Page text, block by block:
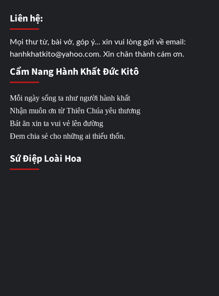
Liên hệ:
Mọi thư từ, bài vở, góp ý... xin vui lòng gửi về email:
hanhkhatkito@yahoo.com. Xin chân thành cám ơn.
Cẩm Nang Hành Khất Đức Kitô
Mỗi ngày sống ta như người hành khất
Nhận muôn ơn từ Thiên Chúa yêu thương
Bát ăn xin ta vui vẻ lên đường
Đem chia sẻ cho những ai thiếu thốn.
Sứ Điệp Loài Hoa